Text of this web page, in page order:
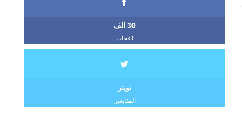
30 الف
اعجاب
تويتر
المتابعين